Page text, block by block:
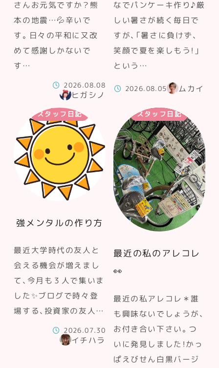
さんお元気ですか？熊
本の地震…💦辛いで
す。日々の平和に又改
めて感謝しかないで
す…
2026.08.08
ヒガシノ
なでパンケーキ作り♪厳
しい暑さが続く毎日で
すが、「暑さに負けず、
笑顔で夏を楽しもう！」
という…
2026.08.05 ムカイ
スタッフ日記
強メンタルの作り方
最近大学時代の友人と
会える機会が増えまし
て、今月も３人で集いま
した✨ブログで時々登
場する、投資家の友人…
2026.07.30
イチハラ
スタッフ日記
最近の私のアレコレ
👀
最近の私アレコレ＊誰
も興味ないでしょうが、
お付き合い下さい。つ
いに発見しました！かっ
ぱえびせん白黒バージ